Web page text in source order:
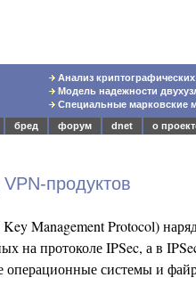
Анализ
Модель надежности
Специальные марковские
бред форум dnet
о
продуктов
Management Protocol)
на протоколе IPSec, а в
операционные системы и